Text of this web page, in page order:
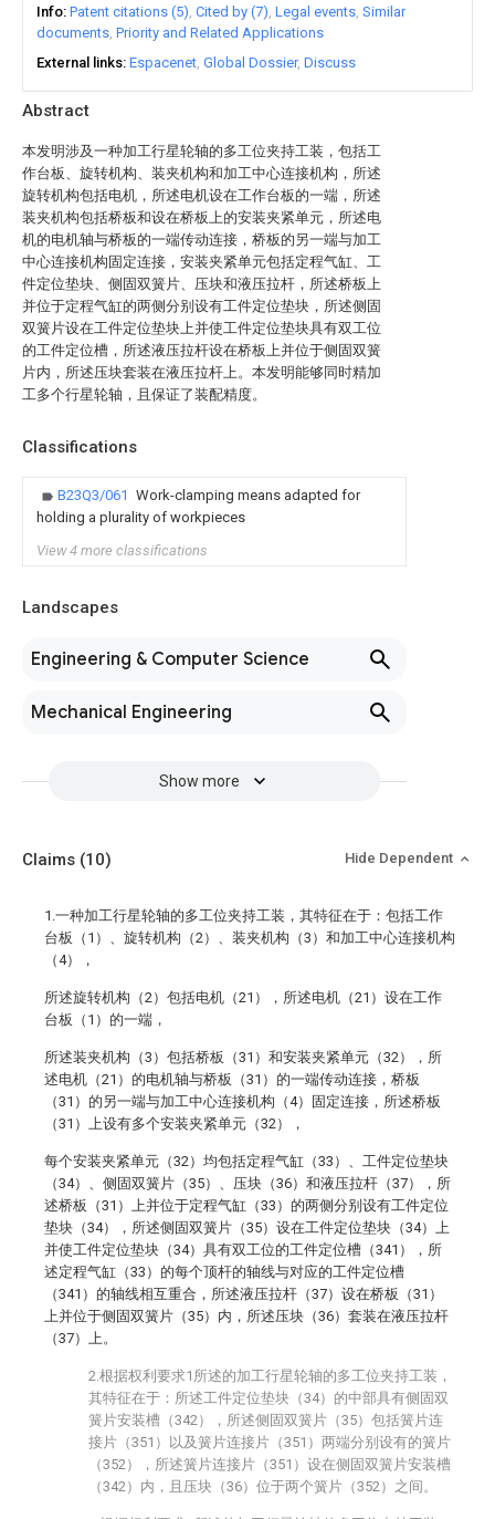
Abstract
本发明涉及一种加工行星轮轴的多工位夹持工装，包括工
作台板、旋转机构、装夹机构和加工中心连接机构，所述
旋转机构包括电机，所述电机设在工作台板的一端，所述
装夹机构包括桥板和设在桥板上的安装夹紧单元，所述电
机的电机轴与桥板的一端传动连接，桥板的另一端与加工
中心连接机构固定连接，安装夹紧单元包括定程气缸、工
件定位垫块、侧固双簧片、压块和液压拉杆，所述桥板上
并位于定程气缸的两侧分别设有工件定位垫块，所述侧固
双簧片设在工件定位垫块上并使工件定位垫块具有双工位
的工件定位槽，所述液压拉杆设在桥板上并位于侧固双簧
片内，所述压块套装在液压拉杆上。本发明能够同时精加
工多个行星轮轴，且保证了装配精度。
Classifications
B23Q3/061 Work-clamping means adapted for
holding a plurality of workpieces
View 4 more classifications
Landscapes
Engineering & Computer Science
Mechanical Engineering
Show more
Info Patent citations (5) Cited by (7) Legal events Similar
documents Priority and Related Applications
External links Espacenet Global Dossier Discuss
Claims (10) Hide Dependent
1.一种加工行星轮轴的多工位夹持工装，其特征在于：包括工作
台板（1）、旋转机构（2）、装夹机构（3）和加工中心连接机构
（4），
所述旋转机构（2）包括电机（21），所述电机（21）设在工作
台板（1）的一端，
所述装夹机构（3）包括桥板（31）和安装夹紧单元（32），所
述电机（21）的电机轴与桥板（31）的一端传动连接，桥板
（31）的另一端与加工中心连接机构（4）固定连接，所述桥板
（31）上设有多个安装夹紧单元（32），
每个安装夹紧单元（32）均包括定程气缸（33）、工件定位垫块
（34）、侧固双簧片（35）、压块（36）和液压拉杆（37），所
述桥板（31）上并位于定程气缸（33）的两侧分别设有工件定位
垫块（34），所述侧固双簧片（35）设在工件定位垫块（34）上
并使工件定位垫块（34）具有双工位的工件定位槽（341），所
述定程气缸（33）的每个顶杆的轴线与对应的工件定位槽
（341）的轴线相互重合，所述液压拉杆（37）设在桥板（31）
上并位于侧固双簧片（35）内，所述压块（36）套装在液压拉杆
（37）上。
2.根据权利要求1所述的加工行星轮轴的多工位夹持工装，
其特征在于：所述工件定位垫块（34）的中部具有侧固双
簧片安装槽（342），所述侧固双簧片（35）包括簧片连
接片（351）以及簧片连接片（351）两端分别设有的簧片
（352），所述簧片连接片（351）设在侧固双簧片安装槽
（342）内，且压块（36）位于两个簧片（352）之间。